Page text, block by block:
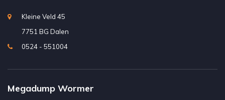
Kleine Veld 45
7751 BG Dalen
0524 - 551004
Megadump Wormer